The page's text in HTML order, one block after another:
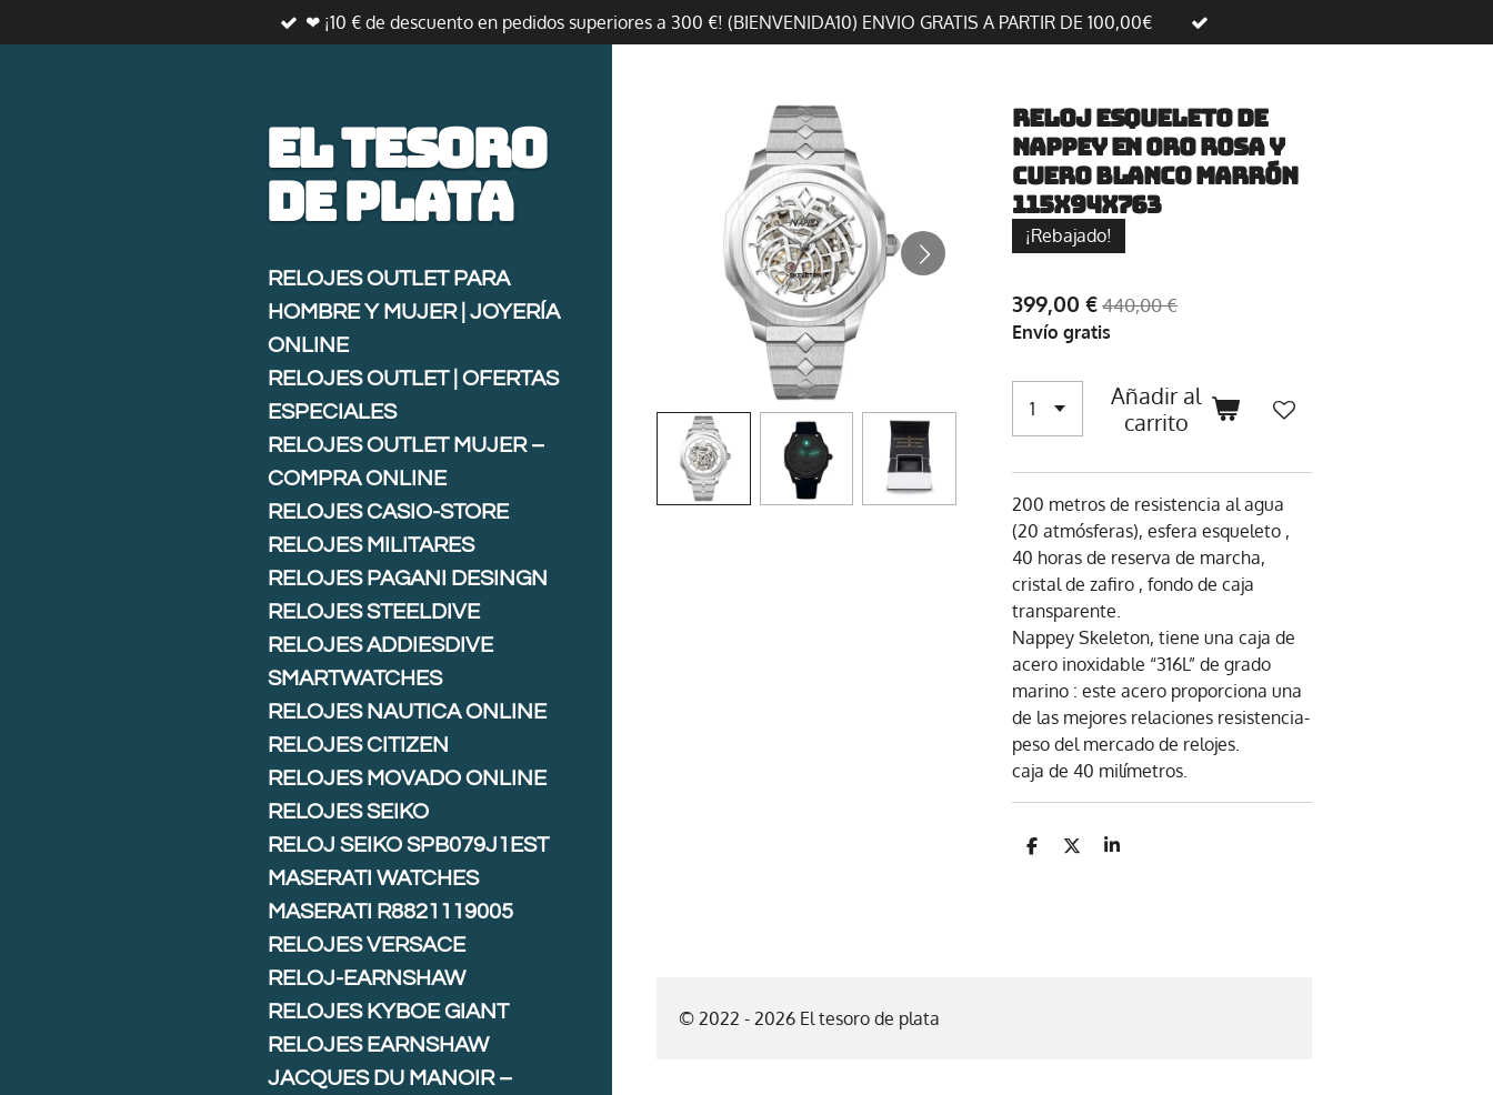
al
❤ ¡10 € de descuento en pedidos superiores a 300 €! (BIENVENIDA10) ENVIO GRATIS A PARTIR DE 100,00€
Reloj Esqueleto de
Nappey en oro rosa y
cuero blanco marrón
115X94X763
¡Rebajado!
399,00 €440,00 €
Envío gratis
Añadir al
carrito
200 metros de resistencia al agua
(20 atmósferas), esfera esqueleto ,
40 horas de reserva de marcha,
cristal de zafiro , fondo de caja
transparente.
Nappey Skeleton, tiene una caja de
acero inoxidable “316L” de grado
marino : este acero proporciona una
de las mejores relaciones resistencia-
peso del mercado de relojes.
caja de 40 milímetros.
C
C
C
© 2022 - 2026 El tesoro de plata
El tesoro
deplata
RELOJES OUTLET PARA
HOMBRE Y MUJER | JOYERÍA
ONLINE
RELOJES OUTLET | OFERTAS
ESPECIALES
RELOJES OUTLET MUJER –
COMPRA ONLINE
RELOJES CASIO-STORE
RELOJES MILITARES
RELOJES PAGANI DESINGN
RELOJES STEELDIVE
RELOJES ADDIESDIVE
SMARTWATCHES
RELOJES NAUTICA ONLINE
RELOJES CITIZEN
RELOJES MOVADO ONLINE
RELOJES SEIKO
RELOJ SEIKO SPB079J1EST
MASERATI WATCHES
MASERATI R8821119005
RELOJES VERSACE
RELOJ-EARNSHAW
RELOJES KYBOE GIANT
RELOJES EARNSHAW
JACQUES DU MANOIR –